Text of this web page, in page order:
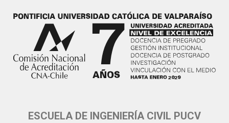
ESCUELA DE INGENIERÍA CIVIL PUCV